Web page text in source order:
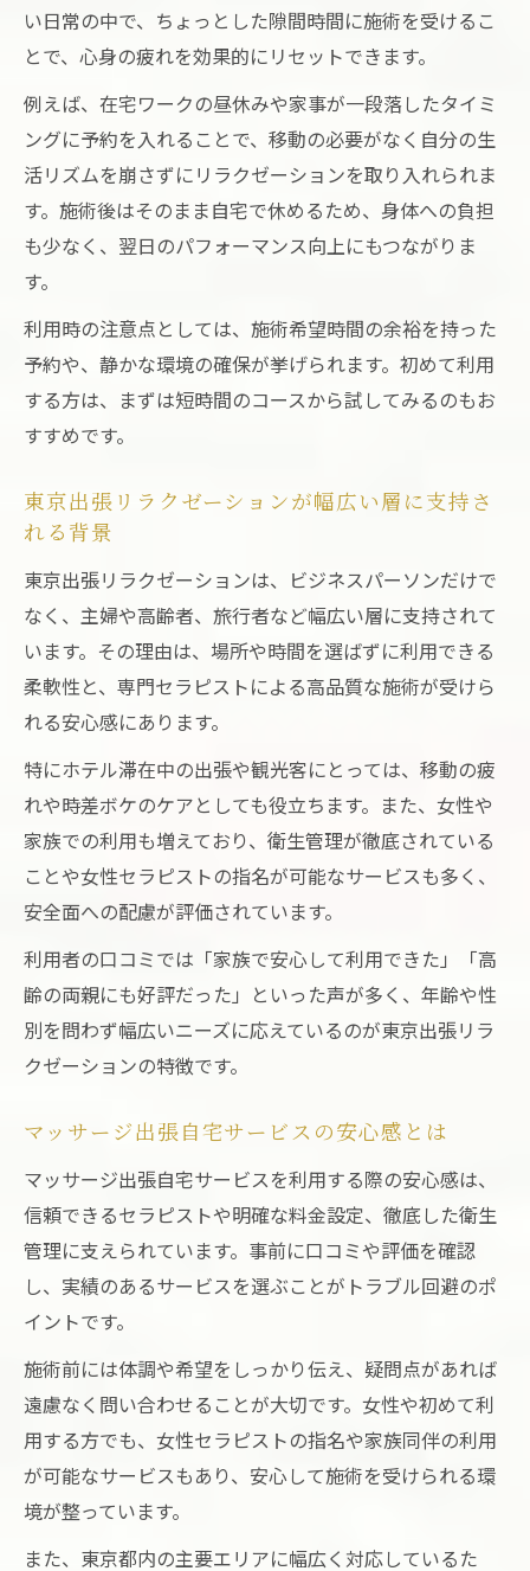
い日常の中で、ちょっとした隙間時間に施術を受けるこ
とで、心身の疲れを効果的にリセットできます。
例えば、在宅ワークの昼休みや家事が一段落したタイミ
ングに予約を入れることで、移動の必要がなく自分の生
活リズムを崩さずにリラクゼーションを取り入れられま
す。施術後はそのまま自宅で休めるため、身体への負担
も少なく、翌日のパフォーマンス向上にもつながりま
す。
利用時の注意点としては、施術希望時間の余裕を持った
予約や、静かな環境の確保が挙げられます。初めて利用
する方は、まずは短時間のコースから試してみるのもお
すすめです。
東京出張リラクゼーションが幅広い層に支持さ
れる背景
東京出張リラクゼーションは、ビジネスパーソンだけで
なく、主婦や高齢者、旅行者など幅広い層に支持されて
います。その理由は、場所や時間を選ばずに利用できる
柔軟性と、専門セラピストによる高品質な施術が受けら
れる安心感にあります。
特にホテル滞在中の出張や観光客にとっては、移動の疲
れや時差ボケのケアとしても役立ちます。また、女性や
家族での利用も増えており、衛生管理が徹底されている
ことや女性セラピストの指名が可能なサービスも多く、
安全面への配慮が評価されています。
利用者の口コミでは「家族で安心して利用できた」「高
齢の両親にも好評だった」といった声が多く、年齢や性
別を問わず幅広いニーズに応えているのが東京出張リラ
クゼーションの特徴です。
マッサージ出張自宅サービスの安心感とは
マッサージ出張自宅サービスを利用する際の安心感は、
信頼できるセラピストや明確な料金設定、徹底した衛生
管理に支えられています。事前に口コミや評価を確認
し、実績のあるサービスを選ぶことがトラブル回避のポ
イントです。
施術前には体調や希望をしっかり伝え、疑問点があれば
遠慮なく問い合わせることが大切です。女性や初めて利
用する方でも、女性セラピストの指名や家族同伴の利用
が可能なサービスもあり、安心して施術を受けられる環
境が整っています。
また、東京都内の主要エリアに幅広く対応しているた